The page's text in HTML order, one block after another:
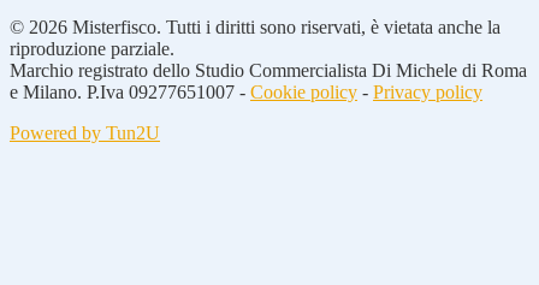
© 2026 Misterfisco. Tutti i diritti sono riservati, è vietata anche la
riproduzione parziale.
Marchio registrato dello Studio Commercialista Di Michele di Roma
e Milano. P.Iva 09277651007 - Cookie policy - Privacy policy
Powered by Tun2U